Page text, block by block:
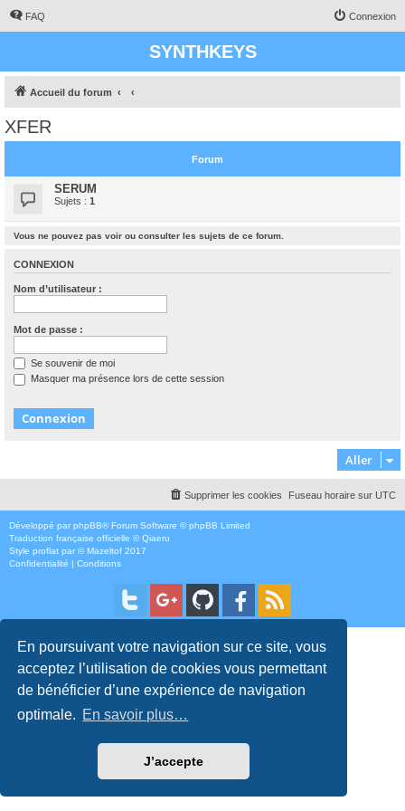
En poursuivant votre navigation sur ce site, vous
acceptez l’utilisation de cookies vous permettant
de bénéficier d’une expérience de navigation
optimale. En savoir plus…
J’accepte
FAQ Connexion
SYNTHKEYS
Accueil du forum
XFER
Forum
SERUM
Sujets : 1
Vous ne pouvez pas voir ou consulter les sujets de ce forum.
CONNEXION
Nom d’utilisateur :
Mot de passe :
Se souvenir de moi
Masquer ma présence lors de cette session
Aller
Fuseau horaire sur UTC
Supprimer les cookies
Développé par phpBB® Forum Software © phpBB Limited
Traduction française officielle ©Qiaeru
Style proflat par ©Mazeltof 2017
Confidentialité | Conditions